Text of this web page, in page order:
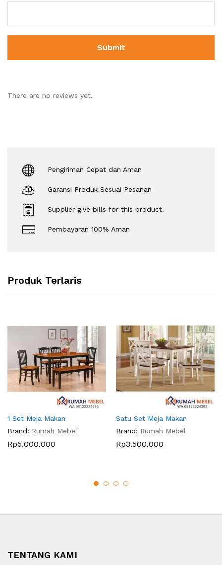
There are no reviews yet.
Pengiriman Cepat dan Aman
Garansi Produk Sesuai Pesanan
Supplier give bills for this product.
Pembayaran 100% Aman
Produk Terlaris
1 Set Meja Makan
Brand: Rumah Mebel
Rp5.000.000
Satu Set Meja Makan
Brand: Rumah Mebel
Rp3.500.000
TENTANG KAMI